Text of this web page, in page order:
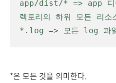
app/dist/* => app 디
렉토리의 하위 모든 리소
*.log => 모든 log 파일
*은 모든 것을 의미한다.